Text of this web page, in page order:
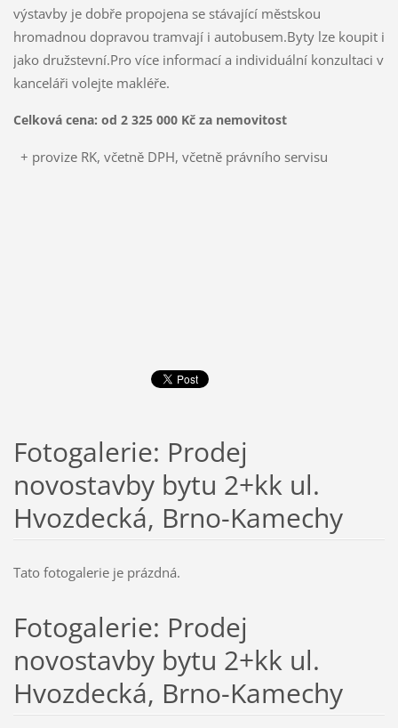
výstavby je dobře propojena se stávající městskou
hromadnou dopravou tramvají i autobusem.Byty lze koupit i
jako družstevní.Pro více informací a individuální konzultaci v
kanceláři volejte makléře.
Celková cena: od 2 325 000 Kč za nemovitost
+ provize RK, včetně DPH, včetně právního servisu
Fotogalerie: Prodej
novostavby bytu 2+kk ul.
Hvozdecká, Brno-Kamechy
Tato fotogalerie je prázdná.
Fotogalerie: Prodej
novostavby bytu 2+kk ul.
Hvozdecká, Brno-Kamechy